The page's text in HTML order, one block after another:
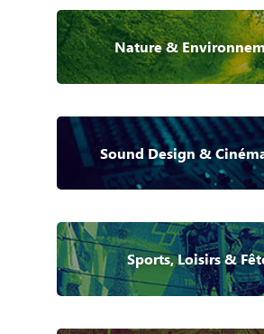
Nature &
Sound Design &
Sports, Loisirs &